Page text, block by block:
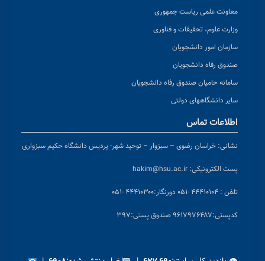
معاونت علمی ریاست جمهوری
وزارت علوم، تحقیقات و فناوری
سازمان امور دانشجویان
صندوق رفاه دانشجویان
سامانه حامیان صندوق رفاه دانشجویان
سایر دانشگاههای دولتی
اطلاعات تماس
نشانی: خراسان رضوی – سبزوار – توحید شهر- پردیس دانشگاه حکیم سبزواری
پست الکترونیکی: hakim@hsu.ac.ir
تلفن : ۴۴۴۱۰۱۰۴ -۰۵۱ دورنگار:۴۴۴۱۰۳۰۰ -۰۵۱
کدپستی:۹۶۱۷۹۷۶۴۸۷ صندوق پستی:۳۹۷